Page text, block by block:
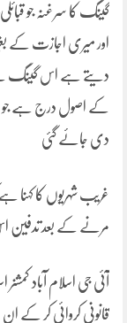
گینگ کا سرغنہ جو
اور میری اجازت کے
دیتے ہے اس گینگ نے
کے اصول درج ہے جو
دی جائے گئی
غریب شہریوں کا کہنا
مرنے کے بعد تدفین
آئی جی اسلام آباد
قانونی کروائی کر کے ان